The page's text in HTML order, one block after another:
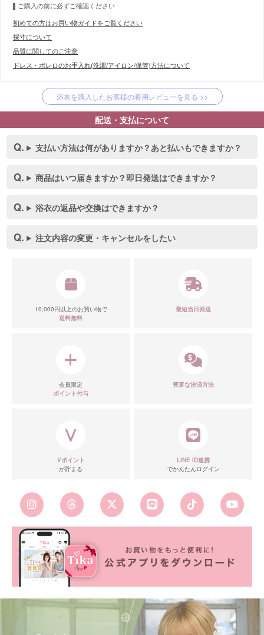
ご購入の前に必ずご確認ください
初めての方はお買い物ガイドをご覧ください
採寸について
品質に関してのご注意
ドレス・ボレロのお手入れ(洗濯/アイロン/保管)方法について
浴衣を購入したお客様の着用レビューを見る >>
配送・支払について
支払い方法は何がありますか？あと払いもできますか？
商品はいつ届きますか？即日発送はできますか？
浴衣の返品や交換はできますか？
注文内容の変更・キャンセルをしたい
10,000円以上のお買い物で
送料無料
最短当日発送
会員限定
ポイント付与
豊富な決済方法
Vポイント
が貯まる
LINE ID連携
でかんたんログイン